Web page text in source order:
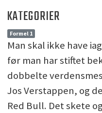
KATEGORIER
Formel 1
Man skal ikke have
før man har stiftet
dobbelte
Jos Verstappen, og
Red Bull. Det skete